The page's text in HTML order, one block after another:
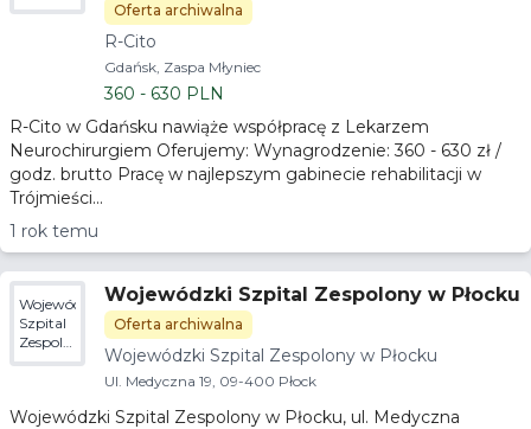
Oferta archiwalna
R-Cito
Gdańsk, Zaspa Młyniec
360 - 630 PLN
R-Cito w Gdańsku nawiąże współpracę z Lekarzem
Neurochirurgiem Oferujemy: Wynagrodzenie: 360 - 630 zł /
godz. brutto Pracę w najlepszym gabinecie rehabilitacji w
Trójmieści...
1 rok temu
Wojewódzki
Szpital
Zespolony
w
Wojewódzki Szpital Zespolony w Płocku
Oferta archiwalna
Wojewódzki Szpital Zespolony w Płocku
Ul. Medyczna 19, 09-400 Płock
Wojewódzki Szpital Zespolony w Płocku, ul. Medyczna